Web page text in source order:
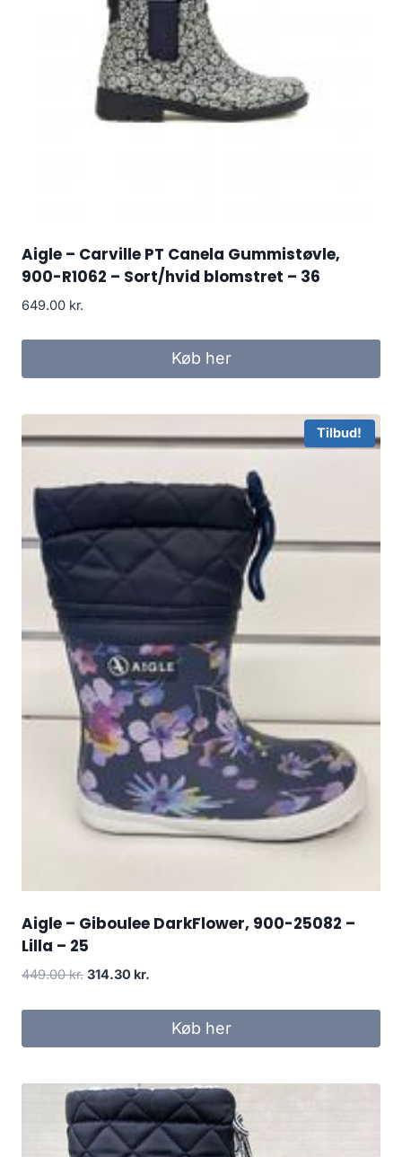
Aigle – Carville PT Canela Gummistøvle,
900-R1062 – Sort/hvid blomstret – 36
649.00 kr.
Køb her
Tilbud!
Aigle – Giboulee DarkFlower, 900-25082 –
Lilla – 25
449.00kr. Den
pris
314.30 kr.
pris
Køb her